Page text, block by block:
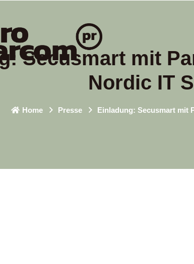
Secusmart mit
Nordic IT
Home Presse Einladung: Secusmart mit